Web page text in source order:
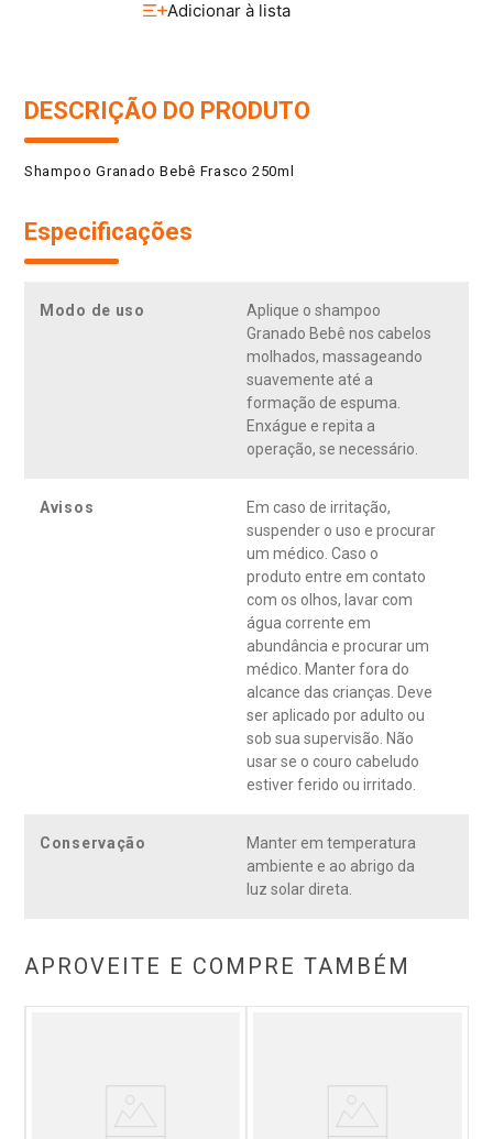
DESCRIÇÃO DO PRODUTO
Shampoo Granado Bebê Frasco 250ml
Especificações
Modo de uso
Aplique o shampoo
Granado Bebê nos cabelos
molhados, massageando
suavemente até a
formação de espuma.
Enxágue e repita a
operação, se necessário.
Avisos
Em caso de irritação,
suspender o uso e procurar
um médico. Caso o
produto entre em contato
com os olhos, lavar com
água corrente em
abundância e procurar um
médico. Manter fora do
alcance das crianças. Deve
ser aplicado por adulto ou
sob sua supervisão. Não
usar se o couro cabeludo
estiver ferido ou irritado.
Conservação
Manter em temperatura
ambiente e ao abrigo da
luz solar direta.
APROVEITE E COMPRE TAMBÉM